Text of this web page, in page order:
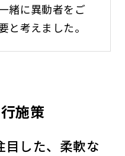
緒に異動者をご
と考えました。
施策
目した、柔軟な